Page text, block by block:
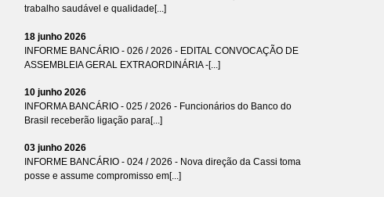
trabalho saudável e qualidade[...]
18 junho 2026
INFORME BANCÁRIO - 026 / 2026 - EDITAL CONVOCAÇÃO DE
ASSEMBLEIA GERAL EXTRAORDINÁRIA -[...]
10 junho 2026
INFORMA BANCÁRIO - 025 / 2026 - Funcionários do Banco do
Brasil receberão ligação para[...]
03 junho 2026
INFORME BANCÁRIO - 024 / 2026 - Nova direção da Cassi toma
posse e assume compromisso em[...]